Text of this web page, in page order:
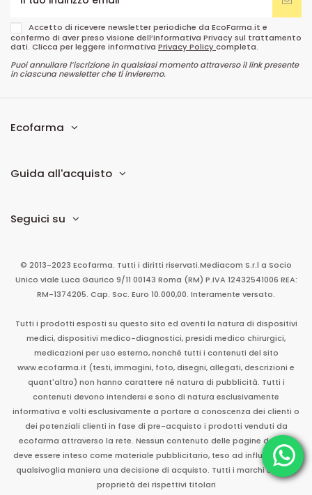
Accetto di ricevere newsletter periodiche da EcoFarma.it e
confermo di aver preso visione dell’informativa Privacy sul trattamento
dati. Clicca per leggere informativa Privacy Policycompleta.
Puoi annullare l’iscrizione in qualsiasi momento attraverso il link presente
in ciascuna newsletter che ti invieremo.
Ecofarma
Guida all'acquisto
Seguici su
© 2013-2023 Ecofarma. Tutti i diritti riservati.Mediacom S.r.l a Socio
Unico viale Luca Gaurico 9/11 00143 Roma (RM) P.IVA 12432541006 REA:
RM-1374205. Cap. Soc. Euro 10.000,00. Interamente versato.
Tutti i prodotti esposti su questo sito ed aventi la natura di dispositivi
medici, dispositivi medico-diagnostici, presidi medico chirurgici,
medicazioni per uso esterno, nonché tutti i contenuti del sito
www.ecofarma.it (testi, immagini, foto, disegni, allegati, descrizioni e
quant'altro) non hanno carattere né natura di pubblicità. Tutti i
contenuti devono intendersi e sono di natura esclusivamente
informativa e volti esclusivamente a portare a conoscenza dei clienti o
dei potenziali clienti in fase di pre-acquisto i prodotti venduti da
ecofarma attraverso la rete. Nessun contenuto delle pagine del sito
deve essere inteso come materiale pubblicitario, teso ad influenzare in
qualsivoglia maniera una decisione di acquisto. Tutti i marchi sono di
proprietà dei rispettivi titolari